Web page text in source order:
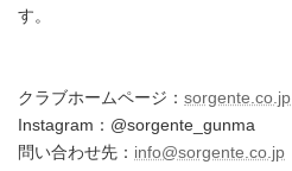
す。
クラブホームページ： sorgente.co.jp
Instagram：@sorgente_gunma
問い合わせ先： info@sorgente.co.jp